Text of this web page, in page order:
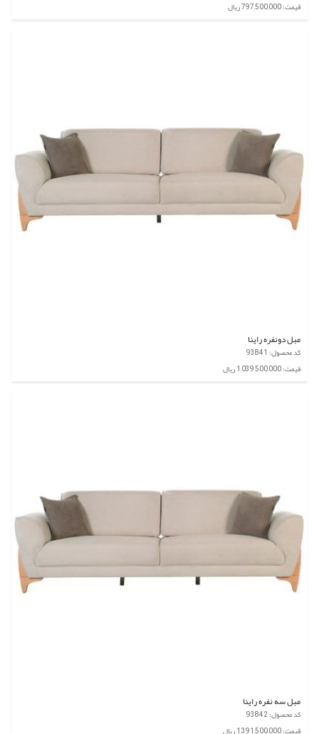
قیمت: 797,500,000 ریال
مبل دونفره راینا
کد محصول: 93841
قیمت: 1,039,500,000 ریال
مبل سه نفره راینا
کد محصول: 93842
قیمت: 1,391,500,000 ریال